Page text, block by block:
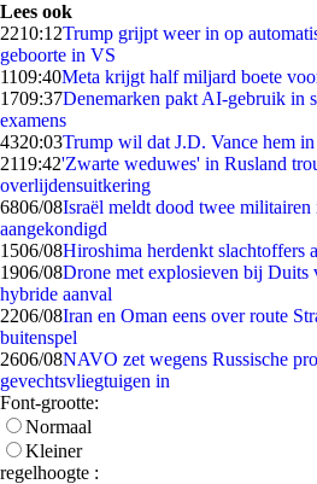
Lees ook
2210:12Trump grijpt weer in op
geboorte in VS
1109:40Meta krijgt half miljard boete
1709:37Denemarken pakt AI-gebruik in
examens
4320:03Trump wil dat J.D. Vance hem
2119:42'Zwarte weduwes' in Rusland
overlijdensuitkering
6806/08Israël meldt dood twee
aangekondigd
1506/08Hiroshima herdenkt slachtoffers
1906/08Drone met explosieven bij Duits
hybride aanval
2206/08Iran en Oman eens over route
buitenspel
2606/08NAVO zet wegens Russische
gevechtsvliegtuigen in
Font-grootte:
Normaal
Kleiner
regelhoogte :